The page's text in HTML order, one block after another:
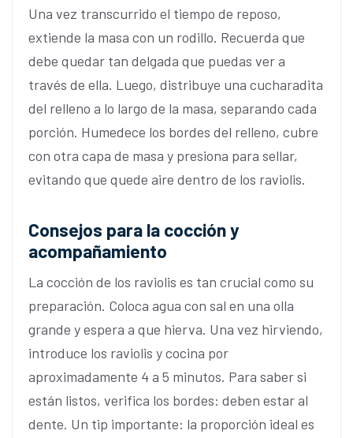
Una vez transcurrido el tiempo de reposo,
extiende la masa con un rodillo. Recuerda que
debe quedar tan delgada que puedas ver a
través de ella. Luego, distribuye una cucharadita
del relleno a lo largo de la masa, separando cada
porción. Humedece los bordes del relleno, cubre
con otra capa de masa y presiona para sellar,
evitando que quede aire dentro de los raviolis.
Consejos para la cocción y
acompañamiento
La cocción de los raviolis es tan crucial como su
preparación. Coloca agua con sal en una olla
grande y espera a que hierva. Una vez hirviendo,
introduce los raviolis y cocina por
aproximadamente 4 a 5 minutos. Para saber si
están listos, verifica los bordes: deben estar al
dente. Un tip importante: la proporción ideal es